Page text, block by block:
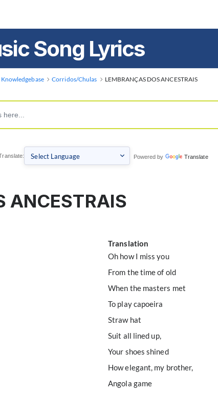
Song Lyrics
Corridos/Chulas LEMBRANÇAS DOS ANCESTRAIS
Powered by Translate
ANCESTRAIS
Translation
Oh how I miss you
From the time of old
When the masters met
To play capoeira
Straw hat
Suit all lined up,
Your shoes shined
How elegant, my brother,
Angola game